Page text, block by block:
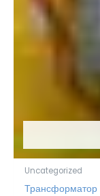
Uncategorized
Трансформатор